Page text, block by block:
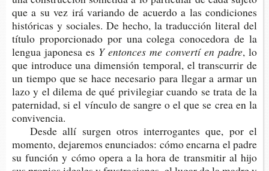
que a su vez irá varian­do de acuer­do a las con­di­cio­nes
his­tó­ri­cas y socia­les. De hecho, la tra­duc­ción lite­ral del
títu­lo pro­por­cio­na­do por una cole­ga cono­ce­do­ra de la
len­gua japo­ne­sa es Y enton­ces me con­ver­tí en padre, lo
que intro­du­ce una dimen­sión tem­po­ral, el trans­cu­rrir de
un tiem­po que se hace nece­sa­rio para lle­gar a armar un
lazo y el dile­ma de qué pri­vi­le­giar cuan­do se trata de la
pater­ni­dad, si el víncu­lo de san­gre o el que se crea en la
convivencia.
Desde allí sur­gen otros inte­rro­gan­tes que, por el
momen­to, deja­re­mos enun­cia­dos: cómo encar­na el padre
su fun­ción y cómo opera a la hora de trans­mi­tir al hijo